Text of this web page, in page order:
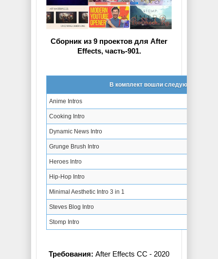
Сборник из 9 проектов для After
Effects, часть-901.
В комплект вошли следующие
Anime Intros
Cooking Intro
Dynamic News Intro
Grunge Brush Intro
Heroes Intro
Hip-Hop Intro
Minimal Aesthetic Intro 3 in 1
Steves Blog Intro
Stomp Intro
Требования: After Effects CC - 2020